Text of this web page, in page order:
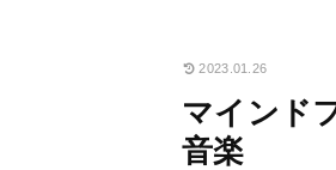
2023.01.26
マインド
音楽